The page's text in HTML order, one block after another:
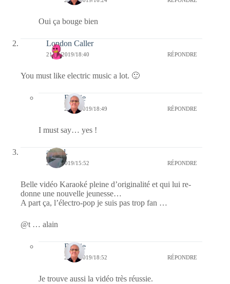
Oui ça bouge bien
London Caller
21/01/2019/18:40 RÉPONDRE
You must like electric music a lot. 🙂
Bernie
21/01/2019/18:49 RÉPONDRE
I must say… yes !
alain l.
21/01/2019/15:52 RÉPONDRE
Belle vidéo Karaoké pleine d’originalité et qui lui re-
donne une nouvelle jeunesse…
A part ça, l’électro-pop je suis pas trop fan …
@t … alain
Bernie
21/01/2019/18:52 RÉPONDRE
Je trouve aussi la vidéo très réussie.